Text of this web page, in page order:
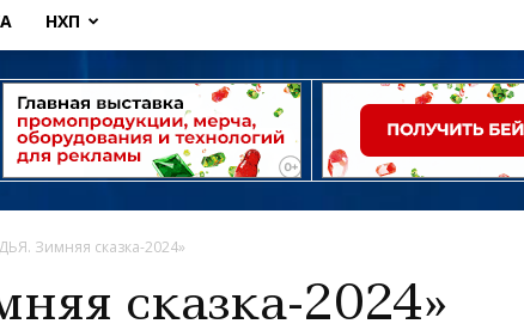
НХП
Зимняя сказка-2024»
сказка-2024»